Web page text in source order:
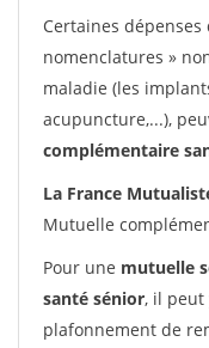
Certaines
nomenclatures »
maladie (les
acupuncture,...),
complémentaire
La France
Mutuelle
Pour une mutuelle
santé sénior, il peut
plafonnement de